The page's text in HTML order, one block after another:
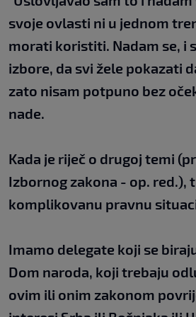
svoje ovlasti ni u jednom
morati koristiti. Nadam se, i
izbore, da svi žele pokazati
zato nisam potpuno bez
nade.
Kada je riječ o drugoj temi
Izbornog zakona - op. red.),
komplikovanu pravnu
Imamo delegate koji se
Dom naroda, koji trebaju
ovim ili onim zakonom